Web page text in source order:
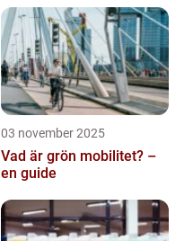
03 november 2025
Vad är grön mobilitet? –
en guide